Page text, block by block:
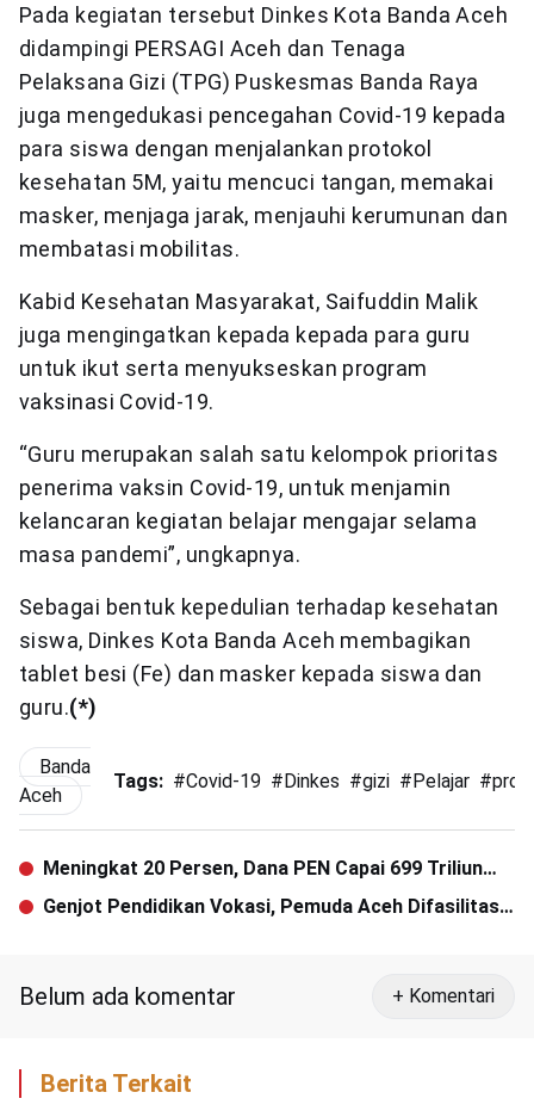
Pada kegiatan tersebut Dinkes Kota Banda Aceh
didampingi PERSAGI Aceh dan Tenaga
Pelaksana Gizi (TPG) Puskesmas Banda Raya
juga mengedukasi pencegahan Covid-19 kepada
para siswa dengan menjalankan protokol
kesehatan 5M, yaitu mencuci tangan, memakai
masker, menjaga jarak, menjauhi kerumunan dan
membatasi mobilitas.
Kabid Kesehatan Masyarakat, Saifuddin Malik
juga mengingatkan kepada kepada para guru
untuk ikut serta menyukseskan program
vaksinasi Covid-19.
“Guru merupakan salah satu kelompok prioritas
penerima vaksin Covid-19, untuk menjamin
kelancaran kegiatan belajar mengajar selama
masa pandemi”, ungkapnya.
Sebagai bentuk kepedulian terhadap kesehatan
siswa, Dinkes Kota Banda Aceh membagikan
tablet besi (Fe) dan masker kepada siswa dan
guru.(*)
Banda
Aceh
Tags: #Covid-19 #Dinkes #gizi #Pelajar #
Meningkat 20 Persen, Dana PEN Capai 699 Triliun
Tahun Ini
Genjot Pendidikan Vokasi, Pemuda Aceh Difasilitasi
Belum ada komentar + Komentari
Berita Terkait